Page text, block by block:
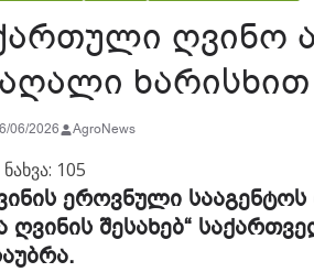
ღვინო
06/2026 AgroNews
ნახვა: 105
ეროვნული
ღვინის შესახებ“